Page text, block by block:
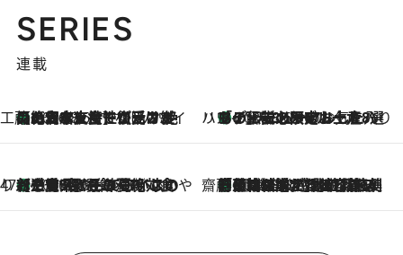
SERIES
連載
工藤まやのおもてなしハワイ
2026.8.6
【ハワイ土産】ローカルの絶大な支持で復活！ 絶品の幻クッキー《元ファンの日本人女性が受け継いだ名店》 ハワイ賢者 リサのお気に入りリスト2026.8.6
あの伝説の限定トートも！ リニューアルした「ディーン＆デルーカ ハワイ」で必須のお土産8選
47都道府県の手みやげ ひんやりスイーツで夏を満喫
2026.8.6
【三重県】この夏絶対食べたい 冷やしておいしいおやつ3選 お餅×アイスの新感覚スイーツ 齋藤 薫 美容脳ルネサンス
2026.8.6
「荷物が増えるほど旅ストレスは増す」美容ジャーナリストがたどり着いた最終結論。“化粧品を劇的に減らす”感動の凝縮美容とは